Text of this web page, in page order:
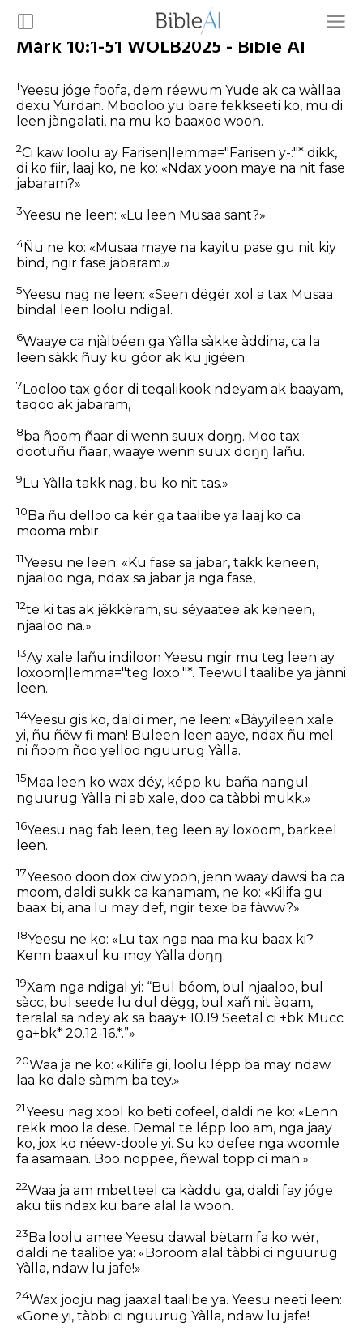
Màrk 10:1-51 WOLB2025 - Bible AI
1Yeesu jóge foofa, dem réewum Yude ak ca wàllaa
dexu Yurdan. Mbooloo yu bare fekkseeti ko, mu di
leen jàngalati, na mu ko baaxoo woon.
2Ci kaw loolu ay Farisen|lemma="Farisen y-:"* dikk,
di ko fiir, laaj ko, ne ko: «Ndax yoon maye na nit fase
jabaram?»
3Yeesu ne leen: «Lu leen Musaa sant?»
4Ñu ne ko: «Musaa maye na kayitu pase gu nit kiy
bind, ngir fase jabaram.»
5Yeesu nag ne leen: «Seen dëgër xol a tax Musaa
bindal leen loolu ndigal.
6Waaye ca njàlbéen ga Yàlla sàkke àddina, ca la
leen sàkk ñuy ku góor ak ku jigéen.
7Looloo tax góor di teqalikook ndeyam ak baayam,
taqoo ak jabaram,
8ba ñoom ñaar di wenn suux doŋŋ. Moo tax
dootuñu ñaar, waaye wenn suux doŋŋ lañu.
9 Lu Yàlla takk nag, bu ko nit tas.»
10Ba ñu delloo ca kër ga taalibe ya laaj ko ca
mooma mbir.
11Yeesu ne leen: «Ku fase sa jabar, takk keneen,
njaaloo nga, ndax sa jabar ja nga fase,
12te ki tas ak jëkkëram, su séyaatee ak keneen,
njaaloo na.»
13Ay xale lañu indiloon Yeesu ngir mu teg leen ay
loxoom|lemma="teg loxo:"*. Teewul taalibe ya jànni
leen.
14Yeesu gis ko, daldi mer, ne leen: «Bàyyileen xale
yi, ñu ñëw fi man! Buleen leen aaye, ndax ñu mel
ni ñoom ñoo yelloo nguurug Yàlla.
15 Maa leen ko wax déy, képp ku baña nangul
nguurug Yàlla ni ab xale, doo ca tàbbi mukk.»
16Yeesu nag fab leen, teg leen ay loxoom, barkeel
leen.
17Yeesoo doon dox ciw yoon, jenn waay dawsi ba ca
moom, daldi sukk ca kanamam, ne ko: «Kilifa gu
baax bi, ana lu may def, ngir texe ba fàww?»
18Yeesu ne ko: «Lu tax nga naa ma ku baax ki?
Kenn baaxul ku moy Yàlla doŋŋ.
19Xam nga ndigal yi: “Bul bóom, bul njaaloo, bul
sàcc, bul seede lu dul dëgg, bul xañ nit àqam,
teralal sa ndey ak sa baay+ 10.19 Seetal ci +bk Mucc
ga+bk* 20.12-16.*.”»
20Waa ja ne ko: «Kilifa gi, loolu lépp ba may ndaw
laa ko dale sàmm ba tey.»
21Yeesu nag xool ko bëti cofeel, daldi ne ko: «Lenn
rekk moo la dese. Demal te lépp loo am, nga jaay
ko, jox ko néew-doole yi. Su ko defee nga woomle
fa asamaan. Boo noppee, ñëwal topp ci man.»
22Waa ja am mbetteel ca kàddu ga, daldi fay jóge
aku tiis ndax ku bare alal la woon.
23 Ba loolu amee Yeesu dawal bëtam fa ko wër,
daldi ne taalibe ya: «Boroom alal tàbbi ci nguurug
Yàlla, ndaw lu jafe!»
24Wax jooju nag jaaxal taalibe ya. Yeesu neeti leen:
«Gone yi, tàbbi ci nguurug Yàlla, ndaw lu jafe!